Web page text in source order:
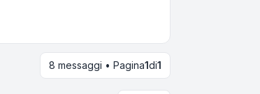
8 messaggi • Pagina1di1